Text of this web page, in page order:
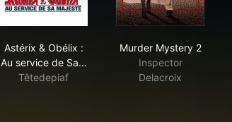
Astérix & Obélix :
Au service de Sa…
Têtedepiaf
Murder Mystery 2
Inspector
Delacroix